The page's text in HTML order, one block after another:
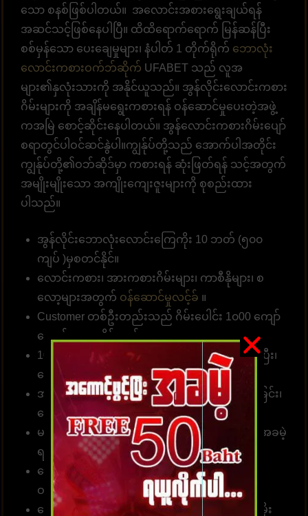
သော စနစ်ဖြစ်ပါတယ်။ အလောင်းအစားရွေးချယ်ရန်
အဆင်သင့်ဖြစ်နေပါပြီ။ ထိထိရောက်ရောက် မြန်ဆန်ပြီး
စစ်မှန်သော ပေးချေမှုများ၊ နံပါတ် 1 တိုက်ရိုက် ဘောလုံး
လောင်းကစားဝက်ဘ်ဆိုက် UFABET သည် လူအ
များ၏နှလုံးသားကို အနိုင်ယူသည်။ အွန်လိုင်းလောင်းကစား
ဂိမ်းများကို အချိန်မရွေးကစားရန် ဝန်ဆောင်မှုပေးတဲ့အဖွဲ့
ကအမြဲ စောင့်ဆိုင်းနေပါတယ်။ အွန်လောင်းကစားဂိမ်းပျော်
စရာတွင်ပါဝင်ဆင်နွဲပါ။ကျွန်ုပ်တို့သည် အောက်ပါအတိုင်း
ကျွန်ုပ်တို့၏ဝဘ်ဆိုဒ်မှာ ကစားရန် ဆုံးဖြတ်ရန် သင့်အတွက်
အမျိုးမျိုးသော အကျိုးကျေးဇူးများကို စုစည်းထား
ပါသည်။
အွန်လိုင်းဘောလုံးလောင်းကြေကိုး 10 ဘတ် (၅၀၀
ကျပ် )မှစတင်နိုင်။
လောင်းကစား၊ အားကစားဂိမ်းများ၊ ကာစီနိုများ၊ စ
လော့များအတွက် ဝန်ဆောင်မှုလင့်ခ် ။
Customer တစ်ဦးတည်းသည် ဂိမ်းပေါင်း 1၀00 ကျော်
လောင်းကစားနိုင်သည်။
10 စက္ကန့်အတွင်း တော်တို စနစ်ဖြင့် လျှောက်ထားပြီး၊
ငွေသွင်း၊ ငွေထုတ်နိုင်ပါတယ်။
အမှန်အကန်ငွေပေးချေခြင်း၊ လျှင်မြန်သောငွေလွှဲခြင်း၊
ငွေကြေးယုံကြည်စိတ်ချခြင်း။
မန်ဘာ အသစ်အတွက် လျှောက်ထားပါ၊ ခရက်ဒစ်အခမဲ့
ရယူပါ၊ အမှန်တကယ်ငွေကို ပေးချရပါမယ်။
ခေါ်ဆိုရေးစင်တာအဖွဲ့သည် တစ်နေ့လျှင် 24 နာရီ
ဝန်ဆောင်မှုရရှိနိုင်သည်။
ဘောနပ်စ်များ၊ အခမဲ့ ခရက်ဒစ်များနှင့် အခြားပရိုမိုး